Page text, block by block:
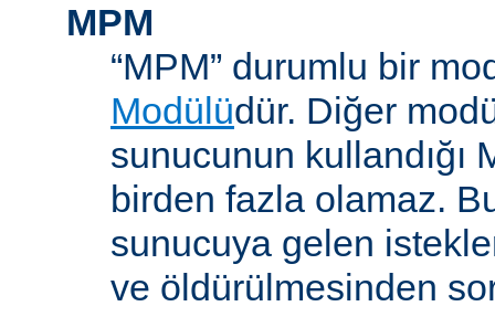
MPM
“MPM” durumlu bir
Modülüdür. Diğer
sunucunun kullandığı
birden fazla olamaz.
sunucuya gelen
ve öldürülmesinden